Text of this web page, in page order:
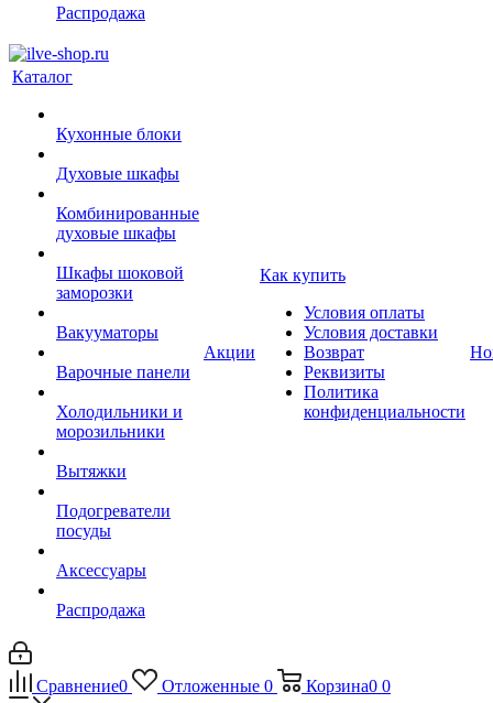
Распродажа
Каталог
Кухонные блоки
Духовые шкафы
Комбинированные
духовые шкафы
Шкафы шоковой
заморозки
Вакууматоры
Варочные панели
Холодильники и
морозильники
Вытяжки
Подогреватели
посуды
Аксессуары
Распродажа
Акции
Как купить
Условия оплаты
Условия доставки
Возврат
Реквизиты
Политика
конфиденциальности
Сравнение0 Отложенные 0 Корзина0 0